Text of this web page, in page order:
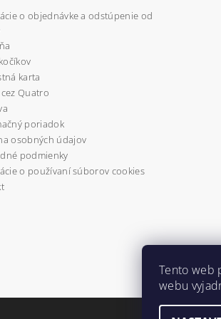
o objednávke a odstúpenie od
karta
Quatro
poriadok
osobných údajov
podmienky
o používaní súborov cookies
Tento web
webu